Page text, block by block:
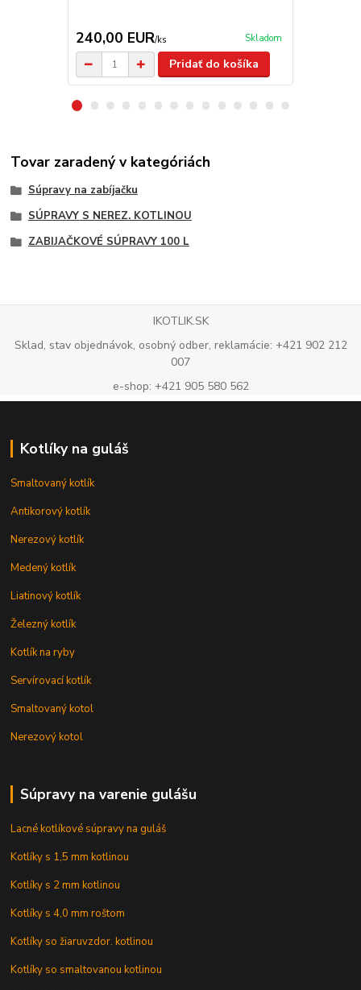
240,00 EUR/ks Skladom
Pridať do košíka
Tovar zaradený v kategóriách
Súpravy na zabíjačku
SÚPRAVY S NEREZ. KOTLINOU
ZABIJAČKOVÉ SÚPRAVY 100 L
IKOTLIK.SK
Sklad, stav objednávok, osobný odber, reklamácie: +421 902 212
007
e-shop: +421 905 580 562
Kotlíky na guláš
Smaltovaný kotlík
Antikorový kotlík
Nerezový kotlík
Medený kotlík
Liatinový kotlík
Železný kotlík
Kotlík na ryby
Servírovací kotlík
Smaltovaný kotol
Nerezový kotol
Súpravy na varenie gulášu
Lacné kotlíkové súpravy na guláš
Kotlíky s 1,5 mm kotlinou
Kotlíky s 2 mm kotlinou
Kotlíky s 4,0 mm roštom
Kotlíky so žiaruvzdor. kotlinou
Kotlíky so smaltovanou kotlinou